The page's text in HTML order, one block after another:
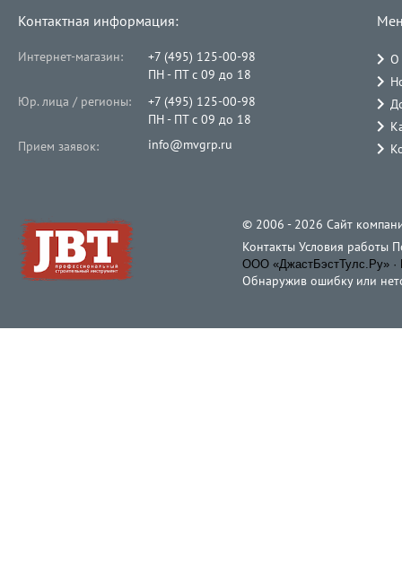
Контактная информация:
Интернет-магазин:
+7 (495) 125-00-98
ПН - ПТ с 09 до 18
Юр. лица / регионы:
+7 (495) 125-00-98
ПН - ПТ с 09 до 18
Прием заявок:
info@mvgrp.ru
О
© 2006 - 2026 Cайт
Контакты Условия работы
ООО «ДжастБэстТулс.Ру» ·
Обнаружив ошибку или